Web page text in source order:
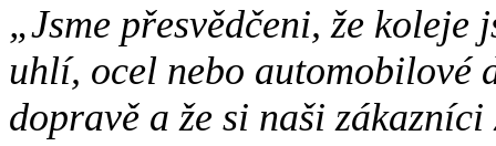
„Jsme přesvědčeni, že
uhlí, ocel nebo
dopravě a že si naši